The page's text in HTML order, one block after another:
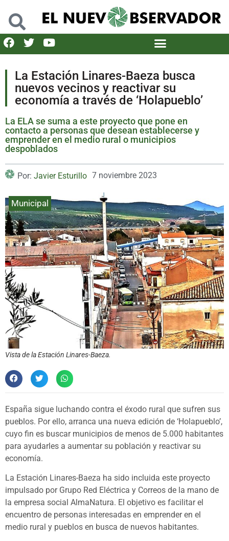
La Estación Linares-Baeza busca
nuevos vecinos y reactivar su
economía a través de ‘Holapueblo’
La ELA se suma a este proyecto que pone en
contacto a personas que desean establecerse y
emprender en el medio rural o municipios
despoblados
Por: Javier Esturillo 7 noviembre 2023
Municipal
Vista de la Estación Linares-Baeza.
España sigue luchando contra el éxodo rural que sufren sus
pueblos. Por ello, arranca una nueva edición de ‘Holapueblo’,
cuyo fin es buscar municipios de menos de 5.000 habitantes
para ayudarles a aumentar su población y reactivar su
economía.
La Estación Linares-Baeza ha sido incluida este proyecto
impulsado por Grupo Red Eléctrica y Correos de la mano de
la empresa social AlmaNatura. El objetivo es facilitar el
encuentro de personas interesadas en emprender en el
medio rural y pueblos en busca de nuevos habitantes.